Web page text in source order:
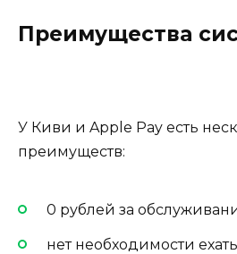
Преимущества
У Киви и Apple Pay есть
преимуществ:
0 рублей за
нет необходимости